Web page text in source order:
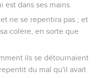
dans ses mains.
ne se repentira pas ; et
colère, en sorte que
ils se détournaient
du mal qu'il avait